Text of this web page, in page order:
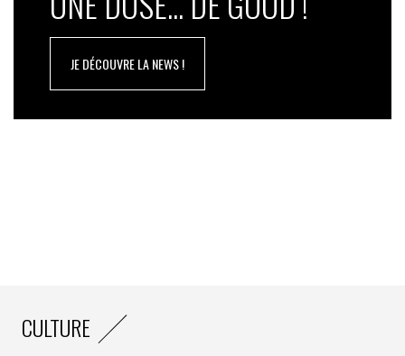
JE DÉCOUVRE LA NEWS !
CULTURE